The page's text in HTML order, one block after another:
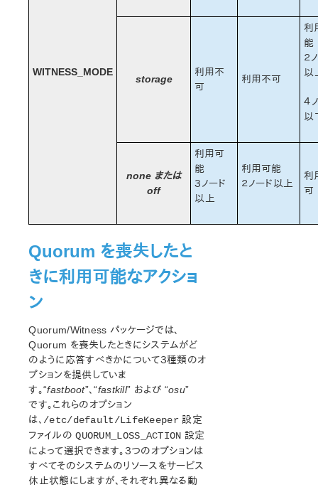
WITNESS_MODE
storage
利用不
可
利用不可
利
能
２
以
４
以
none または
off
利用可
能
３ノード
以上
利用可能
２ノード以上
利
可
Quorum を喪失したと
きに利用可能なアクショ
ン
Quorum/Witness パッケージでは、
Quorum を喪失したときにシステムがど
のように応答すべきかについて３種類のオ
プションを提供していま
す。“fastboot”、“fastkill” および “osu”
です。これらのオプション
は、 /etc/default/LifeKeeper設定
ファイルのQUORUM_LOSS_ACTION 設定
によって選択できます。３つのオプションは
すべてそのシステムのリソースをサービス
休止状態にしますが、それぞれ異なる動